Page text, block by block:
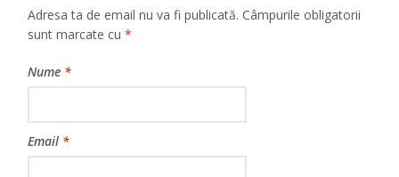
Adresa ta de email nu va fi publicată. Câmpurile obligatorii
sunt marcate cu*
Nume *
Email *